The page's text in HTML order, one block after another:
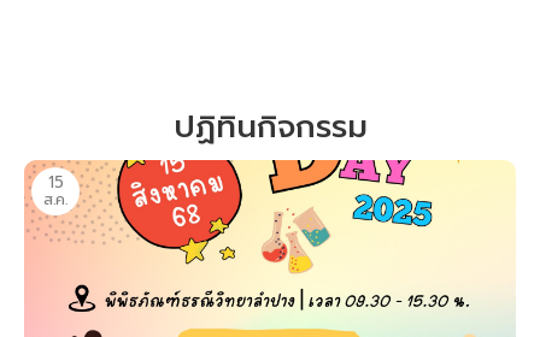
ปฏิทินกิจกรรม
15
ส.ค.